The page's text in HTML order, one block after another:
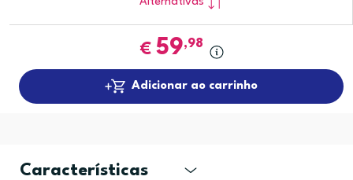
€ 59,98
Adicionar ao carrinho
Características